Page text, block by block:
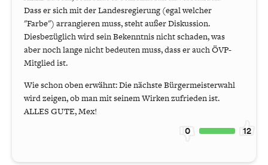
Dass er sich mit der Landesregierung (egal welcher
"Farbe") arrangieren muss, steht außer Diskussion.
Diesbezüglich wird sein Bekenntnis nicht schaden, was
aber noch lange nicht bedeuten muss, dass er auch ÖVP-
Mitglied ist.
Wie schon oben erwähnt: Die nächste Bürgermeisterwahl
wird zeigen, ob man mit seinem Wirken zufrieden ist.
ALLES GUTE, Mex!
0 12